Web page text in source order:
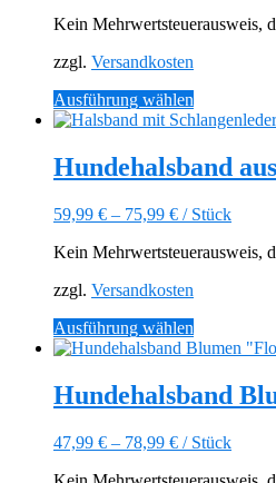
können
der
Produktseite
gewählt
werden
Kein Mehrwertsteuerausweis,
zzgl. Versandkosten
Ausführung wählen
Produkt
mehrere
Varianten
Die
können
der
Produktseite
gewählt
werden
Hundehalsband
59,99 € – 75,99 € / Stück
Kein Mehrwertsteuerausweis,
zzgl. Versandkosten
Ausführung wählen
Produkt
mehrere
Varianten
Die
Hundehalsband
47,99 € – 78,99 € / Stück